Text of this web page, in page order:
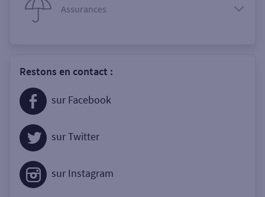
Assurances
Restons en contact :
sur Facebook
sur Twitter
sur Instagram